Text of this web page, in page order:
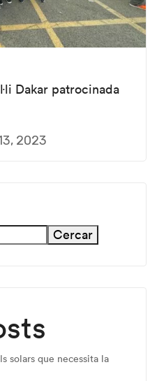
Dakar patrocinada
2023
Cercar
solars que necessita la